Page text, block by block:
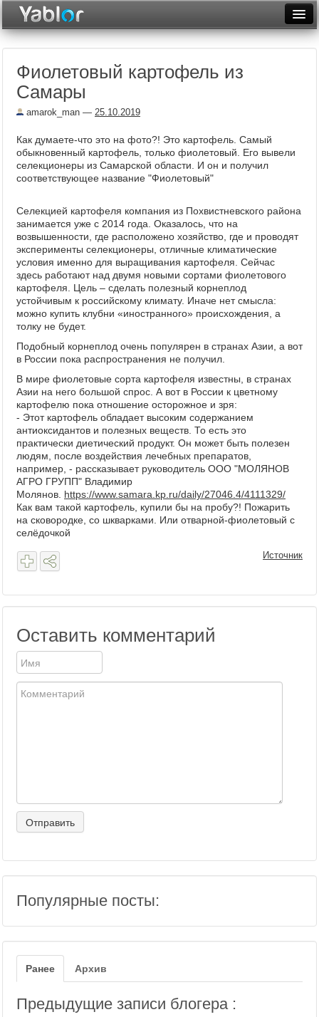
Неделя
Архив
Фототоп
Видеотоп
Фиолетовый картофель из
Самары
amarok_man — 25.10.2019
Как думаете-что это на фото?! Это картофель. Самый
обыкновенный картофель, только фиолетовый. Его вывели
селекционеры из Самарской области. И он и получил
соответствующее название "Фиолетовый"
Селекцией картофеля компания из Похвистневского района
занимается уже с 2014 года. Оказалось, что на
возвышенности, где расположено хозяйство, где и проводят
эксперименты селекционеры, отличные климатические
условия именно для выращивания картофеля. Сейчас
здесь работают над двумя новыми сортами фиолетового
картофеля. Цель – сделать полезный корнеплод
устойчивым к российскому климату. Иначе нет смысла:
можно купить клубни «иностранного» происхождения, а
толку не будет.
Подобный корнеплод очень популярен в странах Азии, а вот
в России пока распространения не получил.
В мире фиолетовые сорта картофеля известны, в странах
Азии на него большой спрос. А вот в России к цветному
картофелю пока отношение осторожное и зря:
- Этот картофель обладает высоким содержанием
антиоксидантов и полезных веществ. То есть это
практически диетический продукт. Он может быть полезен
людям, после воздействия лечебных препаратов,
например, - рассказывает руководитель ООО "МОЛЯНОВ
АГРО ГРУПП" Владимир
Молянов. https://www.samara.kp.ru/daily/27046.4/4111329/
Как вам такой картофель, купили бы на пробу?! Пожарить
на сковородке, со шкварками. Или отварной-фиолетовый с
селёдочкой
Источник
Оставить комментарий
Популярные посты:
Ранее Архив
Предыдущие записи блогера :